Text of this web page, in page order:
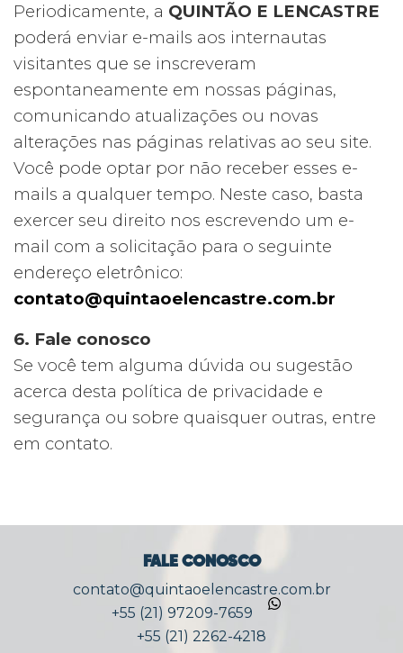
Periodicamente, a QUINTÃO E LENCASTRE
poderá enviar e-mails aos internautas
visitantes que se inscreveram
espontaneamente em nossas páginas,
comunicando atualizações ou novas
alterações nas páginas relativas ao seu site.
Você pode optar por não receber esses e-
mails a qualquer tempo. Neste caso, basta
exercer seu direito nos escrevendo um e-
mail com a solicitação para o seguinte
endereço eletrônico:
contato@quintaoelencastre.com.br
6. Fale conosco
Se você tem alguma dúvida ou sugestão
acerca desta política de privacidade e
segurança ou sobre quaisquer outras, entre
em contato.
FALE CONOSCO
contato@quintaoelencastre.com.br
+55 (21) 97209-7659
+55 (21) 2262-4218